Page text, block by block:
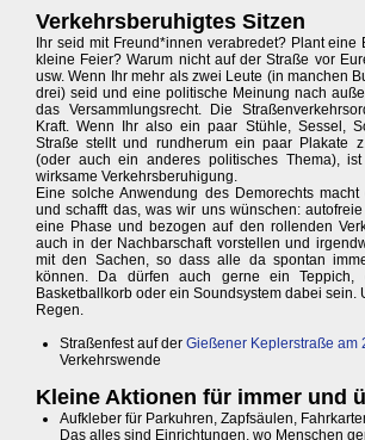
Verkehrsberuhigtes Sitzen
Ihr seid mit Freund*innen verabredet? Plant eine
kleine Feier? Warum nicht auf der Straße vor
usw. Wenn Ihr mehr als zwei Leute (in manchen
drei) seid und eine politische Meinung nach
das Versammlungsrecht. Die
Kraft. Wenn Ihr also ein paar Stühle, Sessel,
Straße stellt und rundherum ein paar Plakate
(oder auch ein anderes politisches Thema),
wirksame Verkehrsberuhigung.
Eine solche Anwendung des Demorechts
und schafft das, was wir uns wünschen:
eine Phase und bezogen auf den rollenden
auch in der Nachbarschaft vorstellen und
mit den Sachen, so dass alle da spontan
können. Da dürfen auch gerne ein Teppich,
Basketballkorb oder ein Soundsystem dabei sein.
Regen.
Straßenfest auf der Gießener Keplerstraße am
Verkehrswende
Kleine Aktionen für immer und
Aufkleber für Parkuhren, Zapfsäulen,
Das alles sind Einrichtungen, wo Menschen